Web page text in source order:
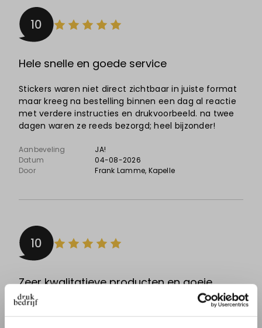
10
Hele snelle en goede service
Stickers waren niet direct zichtbaar in juiste format
maar kreeg na bestelling binnen een dag al reactie
met verdere instructies en drukvoorbeeld. na twee
dagen waren ze reeds bezorgd; heel bijzonder!
Aanbeveling
JA!
Datum
04-08-2026
Door
Frank Lamme, Kapelle
10
Zeer kwalitatieve producten en goeie
service